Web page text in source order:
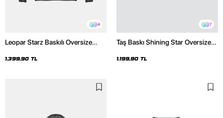
4
Leopar Starz Baskılı Oversize
Hoodie
1.399,90 TL
7
Taş Baskı Shining Star Oversize
1.199,90 TL